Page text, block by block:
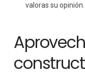
valoras su opinión.